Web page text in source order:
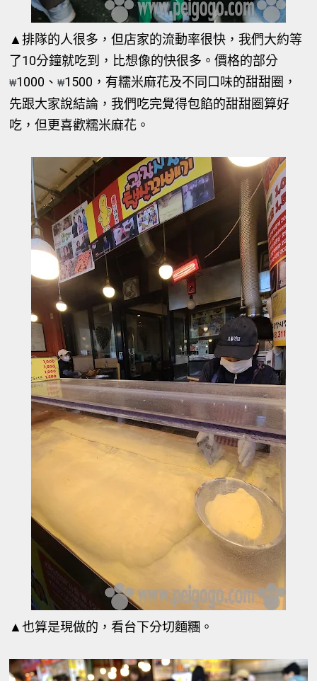
▲排隊的人很多，但店家的流動率很快，我們大約等
了10分鐘就吃到，比想像的快很多。價格的部分
₩1000、₩1500，有糯米麻花及不同口味的甜甜圈，
先跟大家說結論，我們吃完覺得包餡的甜甜圈算好
吃，但更喜歡糯米麻花。
▲也算是現做的，看台下分切麵糰。